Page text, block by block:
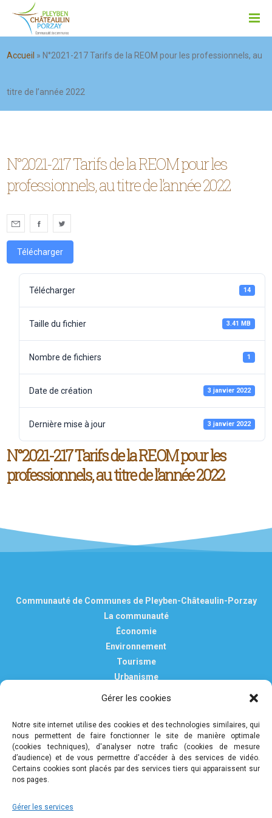
Gérer les cookies
Notre site internet utilise des cookies et des technologies similaires, qui
nous permettent de faire fonctionner le site de manière optimale
(cookies techniques), d'analyser notre trafic (cookies de mesure
d’audience) et de vous permettre d'accéder à des services de vidéo.
Certains cookies sont placés par des services tiers qui apparaissent sur
nos pages.
Gérer les services
Accueil » N°2021-217 Tarifs de la REOM pour les professionnels, au
titre de l’année 2022
N°2021-217 Tarifs de la REOM pour les
professionnels, au titre de l’année 2022
Télécharger
Télécharger 14
Taille du fichier 3.41 MB
Nombre de fichiers 1
Date de création 3 janvier 2022
Dernière mise à jour 3 janvier 2022
N°2021-217 Tarifs de la REOM pour les
professionnels, au titre de l’année 2022
Communauté de Communes de Pleyben-Châteaulin-Porzay
La communauté
Économie
Environnement
Tourisme
Urbanisme
Mentions légales
Politique de confidentialité et de protection des données
personnelles